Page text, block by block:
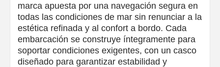
marca apuesta por una navegación segura en
todas las condiciones de mar sin renunciar a la
estética refinada y al confort a bordo. Cada
embarcación se construye íntegramente para
soportar condiciones exigentes, con un casco
diseñado para garantizar estabilidad y